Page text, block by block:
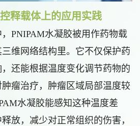
释载体上的应用实践
PNIPAM水凝胶被用作药物载
维网络结构里。它不仅保护药
还能根据温度变化调节药物的
瘤治疗，肿瘤区域局部温度较
水凝胶能感知这种温度差
放，减少对正常组织的伤害，